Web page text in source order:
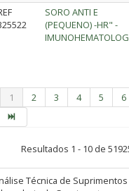
SORO ANTI E
(PEQUENO) -HR" -
1
2 3 4 5 6
Resultados 1 - 10 de
Técnica de Suprimentos